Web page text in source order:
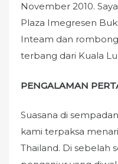
November 2010.
Plaza Imegresen
Inteam dan
terbang dari Kuala
PENGALAMAN
Suasana di
kami terpaksa
Thailand. Di sebelah